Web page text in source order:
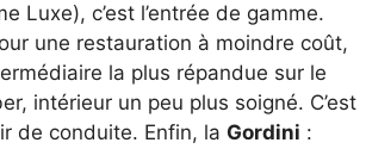
Luxe), c’est l’entrée de gamme.
une restauration à moindre coût,
la plus répandue sur le
intérieur un peu plus soigné. C’est
de conduite. Enfin, la Gordini :